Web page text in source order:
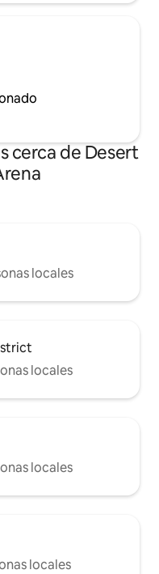
cerca de Desert
locales
locales
locales
locales